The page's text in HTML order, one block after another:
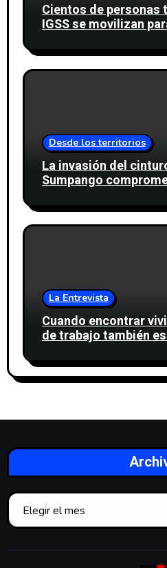
Cientos de personas
IGSS se movilizan
Desde los territorios
La invasión del
Sumpango
La Entrevista
Cuando encontrar
de trabajo también es